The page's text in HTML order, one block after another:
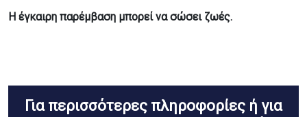
Η έγκαιρη παρέμβαση μπορεί να σώσει ζωές.
Για περισσότερες πληροφορίες ή για